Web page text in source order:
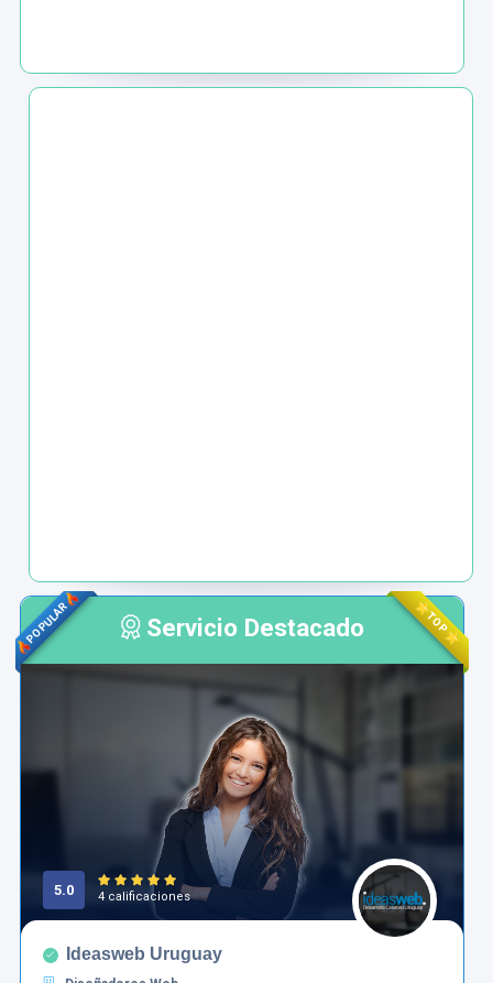
POPULAR TOP
Servicio Destacado
5.0 4 calificaciones
Ideasweb Uruguay